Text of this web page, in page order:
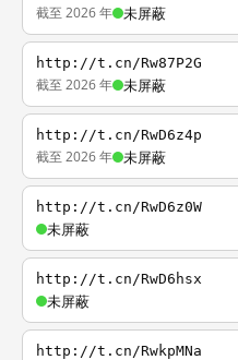
截至 2026 年 未屏蔽
http://t.cn/Rw87P2G
截至 2026 年 未屏蔽
http://t.cn/RwD6z4p
截至 2026 年 未屏蔽
http://t.cn/RwD6z0W
未屏蔽
http://t.cn/RwD6hsx
未屏蔽
http://t.cn/RwkpMNa